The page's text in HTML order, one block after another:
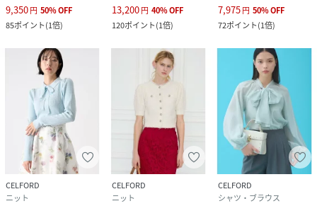
9,350円 50%OFF
85ポイント(1倍)
13,200円 40%OFF
120ポイント(1倍)
7,975円 50%OFF
72ポイント(1倍)
CELFORD
ニット
CELFORD
ニット
CELFORD
シャツ・ブラウス